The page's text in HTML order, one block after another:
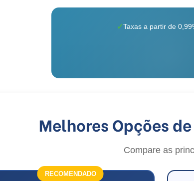
Taxas a partir de
Melhores Opções
Compare as
RECOMENDADO